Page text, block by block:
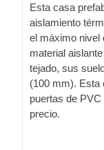
Esta casa
aislamiento
el máximo nivel
material
tejado, sus
(100 mm). Esta
puertas de
precio.